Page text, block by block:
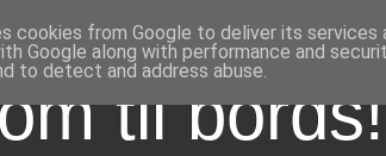
til bords!
cookies from Google to deliver its services
Google along with performance and
to detect and address abuse.